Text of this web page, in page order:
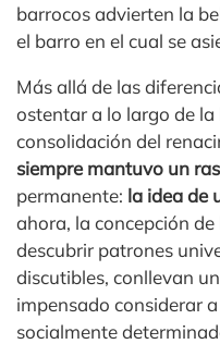
barrocos advierten la
el barro en el cual se
Más allá de las
ostentar a lo largo de
consolidación del
siempre mantuvo un
permanente: la idea de
ahora, la concepción
descubrir patrones
discutibles, conllevan
impensado considerar
socialmente